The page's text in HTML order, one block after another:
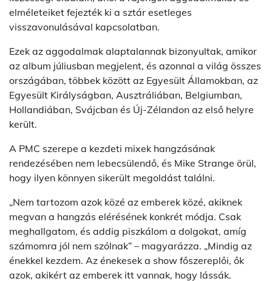
elméleteiket fejezték ki a sztár esetleges
visszavonulásával kapcsolatban.
Ezek az aggodalmak alaptalannak bizonyultak, amikor
az album júliusban megjelent, és azonnal a világ összes
országában, többek között az Egyesült Államokban, az
Egyesült Királyságban, Ausztráliában, Belgiumban,
Hollandiában, Svájcban és Új-Zélandon az első helyre
került.
A PMC szerepe a kezdeti mixek hangzásának
rendezésében nem lebecsülendő, és Mike Strange örül,
hogy ilyen könnyen sikerült megoldást találni.
„Nem tartozom azok közé az emberek közé, akiknek
megvan a hangzás elérésének konkrét módja. Csak
meghallgatom, és addig piszkálom a dolgokat, amíg
számomra jól nem szólnak” – magyarázza. „Mindig az
énekkel kezdem. Az énekesek a show főszereplői, ők
azok, akikért az emberek itt vannak, hogy lássák.